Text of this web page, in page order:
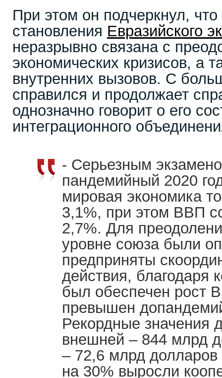
При этом он подчеркнул,
становления Евразийского
неразрывно связана с
экономических кризисов, а
внутренних вызовов. С
справился и продолжает
однозначно говорит о его
интеграционного
- Серьезным
пандемийный 2020
мировая экономика
3,1%, при этом ВВП
2,7%. Для
уровне союза были
предприняты
действия, благодаря
был обеспечен рост
превышен
Рекордные значения
внешней – 844 млрд
– 72,6 млрд долларов
на 30% выросли